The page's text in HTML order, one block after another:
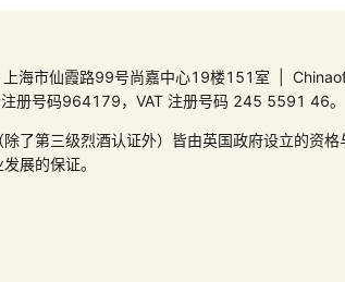
上海市仙霞路99号尚嘉中心19楼151室 |
册号码964179，VAT 注册号码 245 5591 46。
了第三级烈酒认证外）皆由英国政府设立的资
展的保证。